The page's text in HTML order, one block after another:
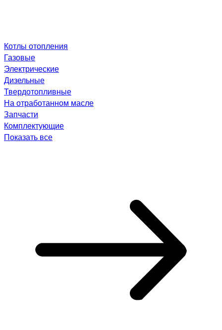
Котлы отопления
Газовые
Электрические
Дизельные
Твердотопливные
На отработанном масле
Запчасти
Комплектующие
Показать все